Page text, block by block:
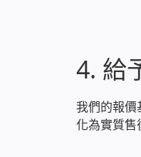
4. 給
我們的報價
化為實質售